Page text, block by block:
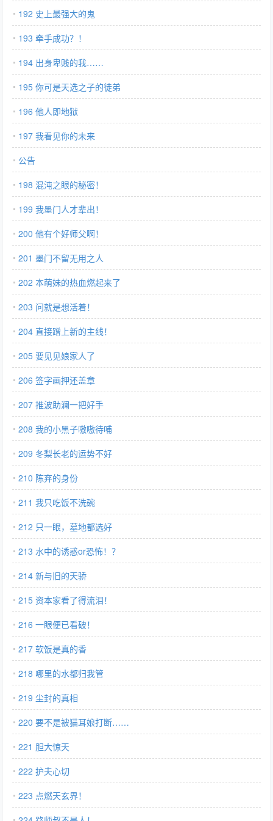
192 史上最强大的鬼
193 牵手成功？！
194 出身卑贱的我……
195 你可是天选之子的徒弟
196 他人即地狱
197 我看见你的未来
公告
198 混沌之眼的秘密！
199 我墨门人才辈出！
200 他有个好师父啊！
201 墨门不留无用之人
202 本萌妹的热血燃起来了
203 问就是想活着！
204 直接蹭上新的主线！
205 要见见娘家人了
206 签字画押还盖章
207 推波助澜一把好手
208 我的小黑子嗷嗷待哺
209 冬梨长老的运势不好
210 陈弃的身份
211 我只吃饭不洗碗
212 只一眼，墓地都选好
213 水中的诱惑or恐怖！？
214 新与旧的天骄
215 资本家看了得流泪！
216 一眼便已看破！
217 软饭是真的香
218 哪里的水都归我管
219 尘封的真相
220 要不是被猫耳娘打断……
221 胆大惊天
222 护夫心切
223 点燃天玄界！